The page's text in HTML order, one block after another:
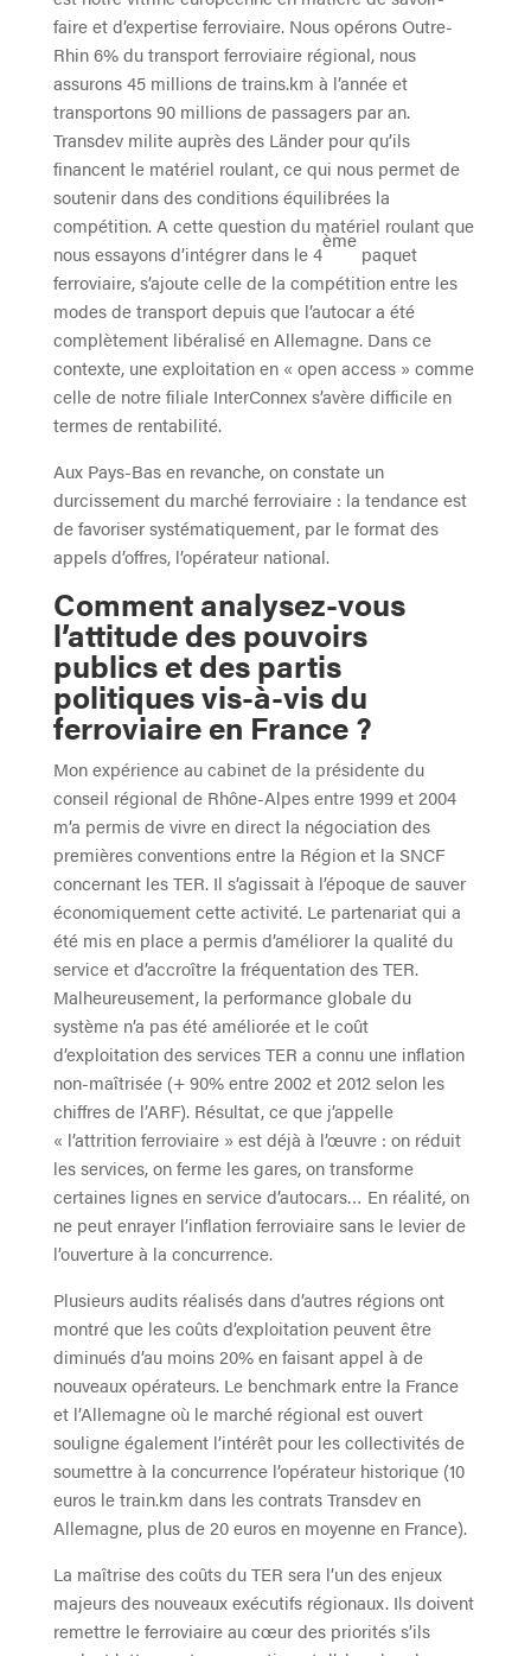
faire et d’expertise ferroviaire. Nous opérons Outre-
Rhin 6% du transport ferroviaire régional, nous
assurons 45 millions de trains.km à l’année et
transportons 90 millions de passagers par an.
Transdev milite auprès des Länder pour qu’ils
financent le matériel roulant, ce qui nous permet de
soutenir dans des conditions équilibrées la
compétition. A cette question du matériel roulant que
nous essayons d’intégrer dans le 4
ème
paquet
ferroviaire, s’ajoute celle de la compétition entre les
modes de transport depuis que l’autocar a été
complètement libéralisé en Allemagne. Dans ce
contexte, une exploitation en « open access » comme
celle de notre filiale InterConnex s’avère difficile en
termes de rentabilité.
Aux Pays-Bas en revanche, on constate un
durcissement du marché ferroviaire : la tendance est
de favoriser systématiquement, par le format des
appels d’offres, l’opérateur national.
Comment analysez-vous
l’attitude des pouvoirs
publics et des partis
politiques vis-à-vis du
ferroviaire en France ?
Mon expérience au cabinet de la présidente du
conseil régional de Rhône-Alpes entre 1999 et 2004
m’a permis de vivre en direct la négociation des
premières conventions entre la Région et la SNCF
concernant les TER. Il s’agissait à l’époque de sauver
économiquement cette activité. Le partenariat qui a
été mis en place a permis d’améliorer la qualité du
service et d’accroître la fréquentation des TER.
Malheureusement, la performance globale du
système n’a pas été améliorée et le coût
d’exploitation des services TER a connu une inflation
non-maîtrisée (+ 90% entre 2002 et 2012 selon les
chiffres de l’ARF). Résultat, ce que j’appelle
« l’attrition ferroviaire » est déjà à l’œuvre : on réduit
les services, on ferme les gares, on transforme
certaines lignes en service d’autocars… En réalité, on
ne peut enrayer l’inflation ferroviaire sans le levier de
l’ouverture à la concurrence.
Plusieurs audits réalisés dans d’autres régions ont
montré que les coûts d’exploitation peuvent être
diminués d’au moins 20% en faisant appel à de
nouveaux opérateurs. Le benchmark entre la France
et l’Allemagne où le marché régional est ouvert
souligne également l’intérêt pour les collectivités de
soumettre à la concurrence l’opérateur historique (10
euros le train.km dans les contrats Transdev en
Allemagne, plus de 20 euros en moyenne en France).
La maîtrise des coûts du TER sera l’un des enjeux
majeurs des nouveaux exécutifs régionaux. Ils doivent
remettre le ferroviaire au cœur des priorités s’ils